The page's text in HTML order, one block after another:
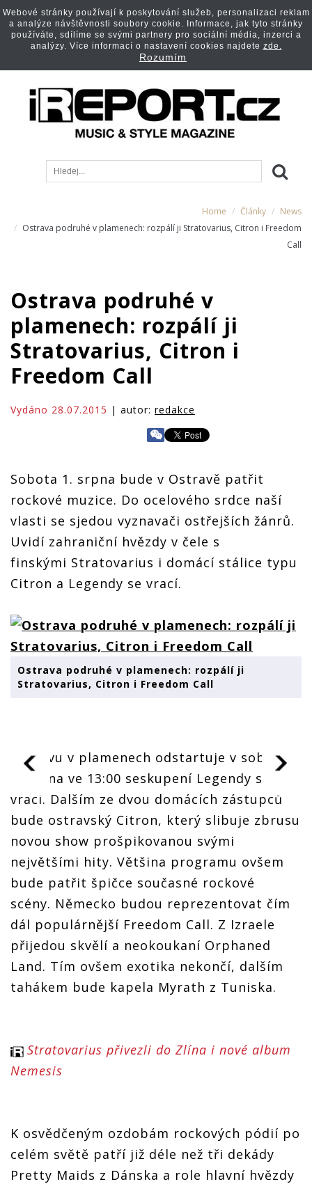
Home Články
News
Ostrava podruhé v plamenech: rozpálí ji Stratovarius, Citron i Freedom
Call
Ostrava podruhé v
plamenech: rozpálí ji
Stratovarius, Citron i
Freedom Call
Vydáno 28.07.2015 | autor: redakce
Sobota 1. srpna bude v Ostravě patřit
rockové muzice. Do ocelového srdce naší
vlasti se sjedou vyznavači ostřejších žánrů.
Uvidí zahraniční hvězdy v čele s
finskými Stratovarius i domácí stálice typu
Citron a Legendy se vrací.
Ostrava podruhé v plamenech: rozpálí ji
Stratovarius, Citron i Freedom Call
Ostravu v plamenech odstartuje v sobotu
1. srpna ve 13:00 seskupení Legendy se
vrací. Dalším ze dvou domácích zástupců
bude ostravský Citron, který slibuje zbrusu
novou show prošpikovanou svými
největšími hity. Většina programu ovšem
bude patřit špičce současné rockové
scény. Německo budou reprezentovat čím
dál populárnější Freedom Call. Z Izraele
přijedou skvělí a neokoukaní Orphaned
Land. Tím ovšem exotika nekončí, dalším
tahákem bude kapela Myrath z Tuniska.
Stratovarius přivezli do Zlína i nové album
Nemesis
K osvědčeným ozdobám rockových pódií po
celém světě patří již déle než tři dekády
Pretty Maids z Dánska a role hlavní hvězdy
Webové stránky používají k poskytování služeb, personalizaci reklam
a analýze návštěvnosti soubory cookie. Informace, jak tyto stránky
používáte, sdílíme se svými partnery pro sociální média, inzerci a
analýzy. Více informací o nastavení cookies najdete zde.
Rozumím